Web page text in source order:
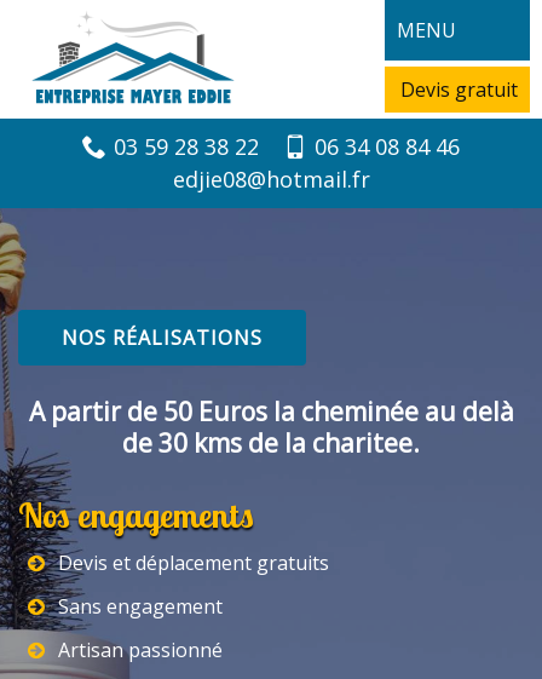
MENU
Devis gratuit
03 59 28 38 22
06 34 08 84 46
edjie08@hotmail.fr
NOS RÉALISATIONS
A partir de 50 Euros la cheminée au delà
de 30 kms de la charitee.
Nos engagements
Devis et déplacement gratuits
Sans engagement
Artisan passionné